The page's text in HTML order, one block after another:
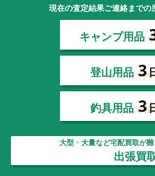
現在の査定結果ご連絡までの
キャンプ用品
登山用品 3
釣具用品 3
大型・大量など宅配買取が
出張買